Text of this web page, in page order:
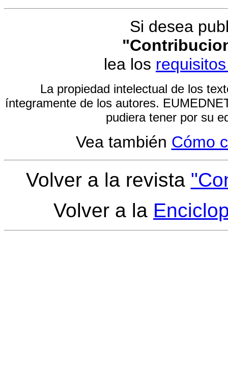
Si desea
lea los
La propiedad intelectual de los
íntegramente de los autores.
pudiera tener por su
Vea también Cómo
Volver a la revista
Volver a la